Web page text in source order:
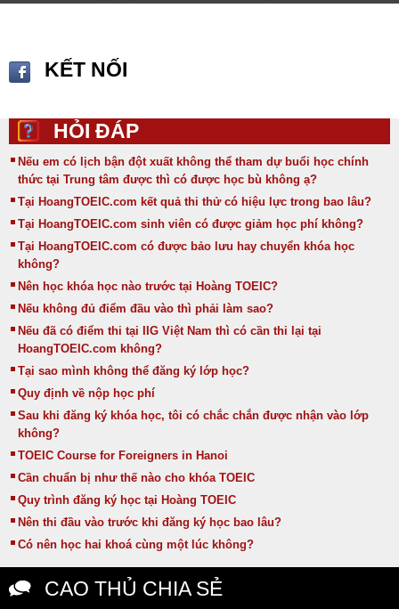
KẾT NỐI
HỎI ĐÁP
Nếu em có lịch bận đột xuất không thể tham dự buổi học chính
thức tại Trung tâm được thì có được học bù không ạ?
Tại HoangTOEIC.com kết quả thi thử có hiệu lực trong bao lâu?
Tại HoangTOEIC.com sinh viên có được giảm học phí không?
Tại HoangTOEIC.com có được bảo lưu hay chuyển khóa học
không?
Nên học khóa học nào trước tại Hoàng TOEIC?
Nếu không đủ điểm đầu vào thì phải làm sao?
Nếu đã có điểm thi tại IIG Việt Nam thì có cần thi lại tại
HoangTOEIC.com không?
Tại sao mình không thể đăng ký lớp học?
Quy định về nộp học phí
Sau khi đăng ký khóa học, tôi có chắc chắn được nhận vào lớp
không?
TOEIC Course for Foreigners in Hanoi
Cần chuẩn bị như thế nào cho khóa TOEIC
Quy trình đăng ký học tại Hoàng TOEIC
Nên thi đầu vào trước khi đăng ký học bao lâu?
Có nên học hai khoá cùng một lúc không?
CAO THỦ CHIA SẺ